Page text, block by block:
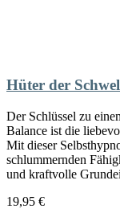
Hüter der
Der Schlüssel zu
Balance ist die
Mit dieser
schlummernden
und kraftvolle
19,95 €